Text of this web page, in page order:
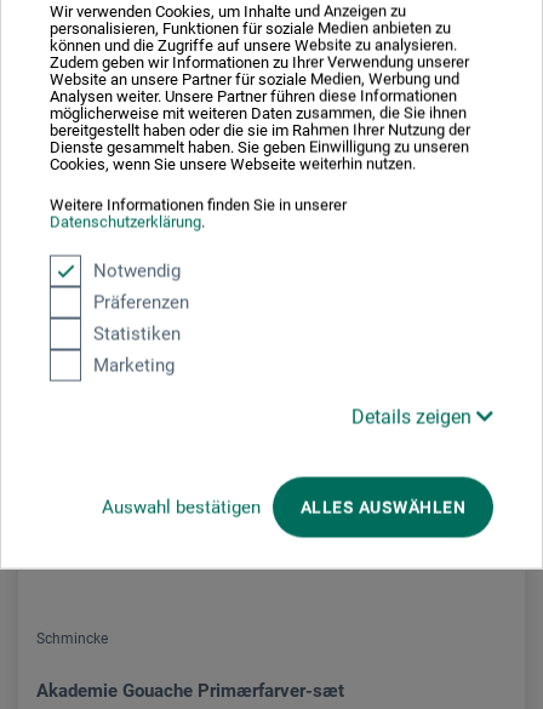
Wir verwenden Cookies, um Inhalte und Anzeigen zu
personalisieren, Funktionen für soziale Medien anbieten zu
können und die Zugriffe auf unsere Website zu analysieren.
Zudem geben wir Informationen zu Ihrer Verwendung unserer
Website an unsere Partner für soziale Medien, Werbung und
Analysen weiter. Unsere Partner führen diese Informationen
möglicherweise mit weiteren Daten zusammen, die Sie ihnen
bereitgestellt haben oder die sie im Rahmen Ihrer Nutzung der
Dienste gesammelt haben. Sie geben Einwilligung zu unseren
Cookies, wenn Sie unsere Webseite weiterhin nutzen.
Weitere Informationen finden Sie in unserer
Datenschutzerklärung.
Notwendig
Präferenzen
Statistiken
Marketing
Details zeigen
Auswahl bestätigen ALLES AUSWÄHLEN
fra55,00 DKK *
1 l = 1.571,43 DKK / (netto: 1.257,14 DKK)
plus forsendelse
Schmincke
Akademie Gouache Primærfarver-sæt